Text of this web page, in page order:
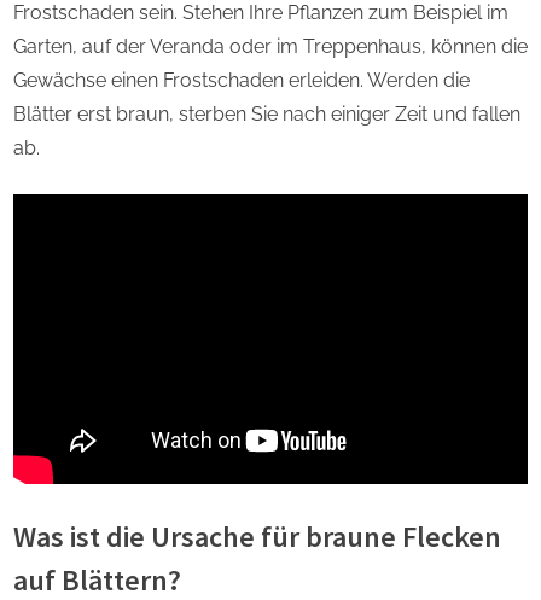
Frostschaden sein. Stehen Ihre Pflanzen zum Beispiel im
Garten, auf der Veranda oder im Treppenhaus, können die
Gewächse einen Frostschaden erleiden. Werden die
Blätter erst braun, sterben Sie nach einiger Zeit und fallen
ab.
Was ist die Ursache für braune Flecken
auf Blättern?